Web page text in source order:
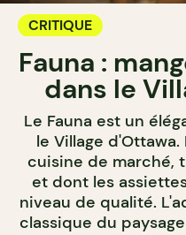
CRITIQUE
Fauna :
dans le
Le Fauna est un
le Village
cuisine de marché,
et dont les
niveau de qualité.
classique du